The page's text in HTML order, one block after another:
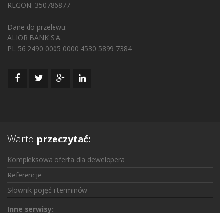
REGON: 350786877
Dane do przelewu:
ALIOR BANK S.A.
PL 56 2490 0005 0000 4530 5899 7384
Warto przeczytać:
Kompleksowa oferta dla dewelopera
Referencje
Słownik pojęć i terminów
Inne serwisy: